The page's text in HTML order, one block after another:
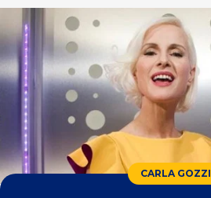
CARLA GOZZI